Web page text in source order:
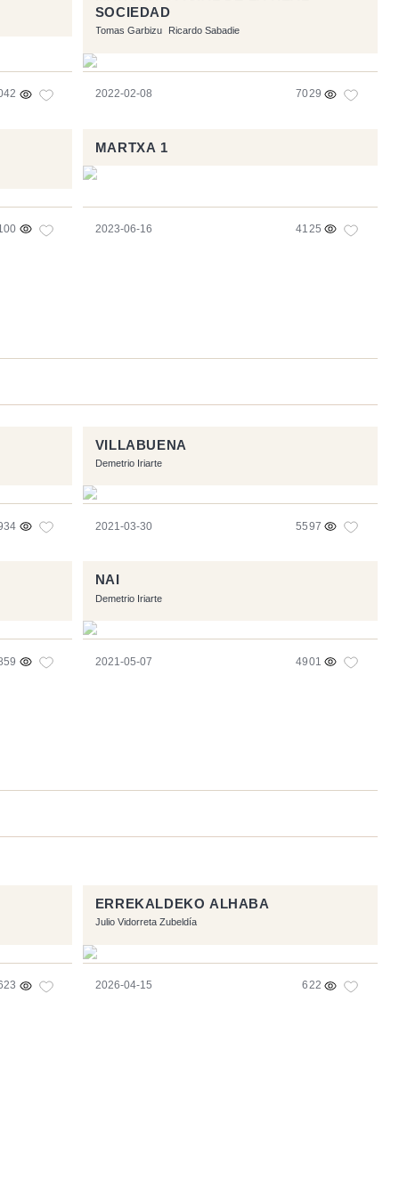
SOCIEDAD
Tomas Garbizu Ricardo Sabadie
2022-02-08 7029
MARTXA 1
2023-06-16 4125
VILLABUENA
Demetrio Iriarte
2021-03-30 5597
NAI
Demetrio Iriarte
2021-05-07 4901
ERREKALDEKO ALHABA
Julio Vidorreta Zubeldía
2026-04-15 622